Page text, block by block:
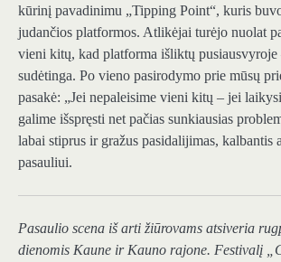
kūrinį pavadinimu „Tipping Point“, kuris
judančios platformos. Atlikėjai turėjo nuolat
vieni kitų, kad platforma išliktų pusiausvyroje
sudėtinga. Po vieno pasirodymo prie mūsų
pasakė: „Jei nepaleisime vieni kitų – jei
galime išspręsti net pačias sunkiausias
labai stiprus ir gražus pasidalijimas, kalbantis
pasauliui.
Pasaulio scena iš arti žiūrovams atsiveria
dienomis Kaune ir Kauno rajone. Festivalį